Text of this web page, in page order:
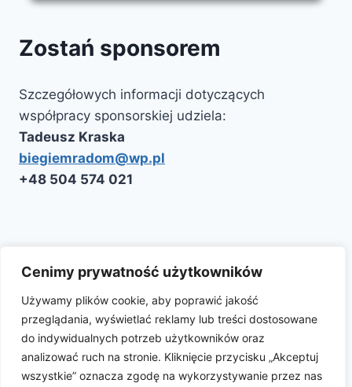
Cenimy prywatność użytkowników
Używamy plików cookie, aby poprawić jakość
przeglądania, wyświetlać reklamy lub treści dostosowane
do indywidualnych potrzeb użytkowników oraz
analizować ruch na stronie. Kliknięcie przycisku „Akceptuj
wszystkie” oznacza zgodę na wykorzystywanie przez nas
Zostań sponsorem
Szczegółowych informacji dotyczących
współpracy sponsorskiej udziela:
Tadeusz Kraska
biegiemradom@wp.pl
‭+48 504 574 021‬
Facebook